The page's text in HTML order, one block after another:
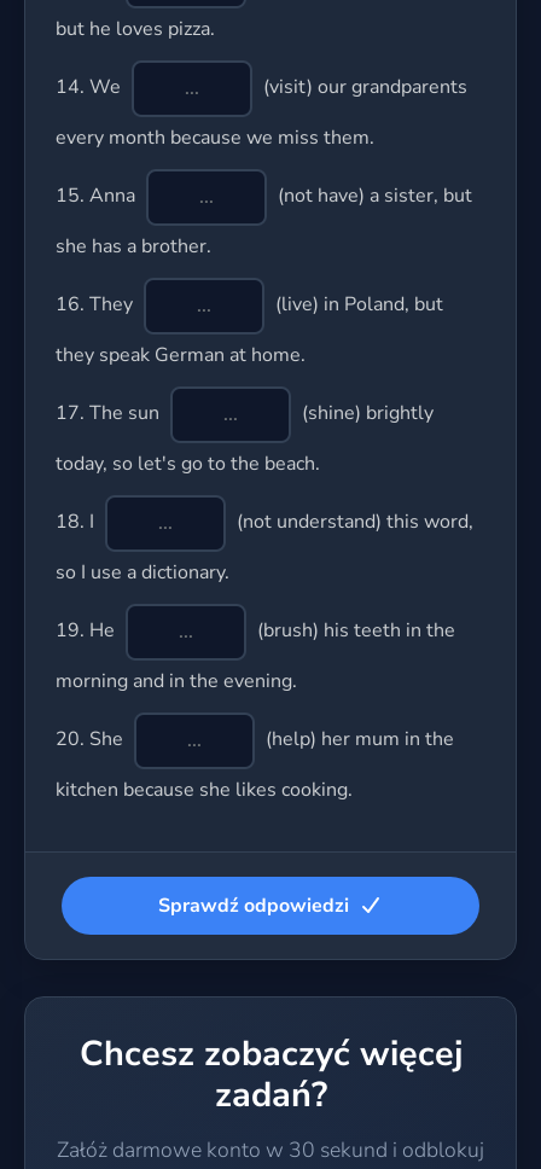
but he loves pizza.
14. We
(visit) our grandparents
every month because we miss them.
15. Anna
(not have) a sister, but
she has a brother.
16. They
(live) in Poland, but
they speak German at home.
17. The sun
(shine) brightly
today, so let's go to the beach.
18. I
(not understand) this word,
so I use a dictionary.
19. He
(brush) his teeth in the
morning and in the evening.
20. She
(help) her mum in the
kitchen because she likes cooking.
Sprawdź odpowiedzi
Chcesz zobaczyć więcej
zadań?
Załóż darmowe konto w 30 sekund i odblokuj